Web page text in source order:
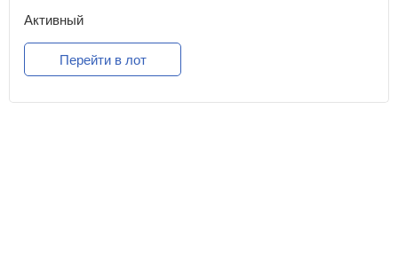
Активный
Перейти в лот